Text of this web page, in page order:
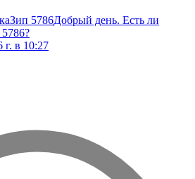
Зип 5786Добрый день. Есть ли
г. в 10:27